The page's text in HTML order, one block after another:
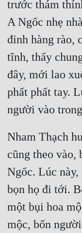
Điền Văn
Đô Thị
Đông Phương
Đông Phương Huyền
Đồng Nhân
Cẩu Đạo Trường Sinh
Ngự Thú
Truyện Nam
Truyện Nữ
Vô Địch Lưu
Xây Dựng Thế Lực
trước thám
A Ngốc nhẹ
đỉnh hàng rào,
tĩnh, thấy
đây, mới lao
phất phất tay.
người vào
Nham Thạch
cũng theo vào,
Ngốc. Lúc
bọn họ đi tới.
một bụi hoa
mộc, bốn